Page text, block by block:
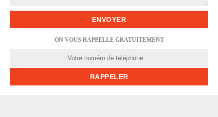
ON VOUS RAPPELLE GRATUITEMENT